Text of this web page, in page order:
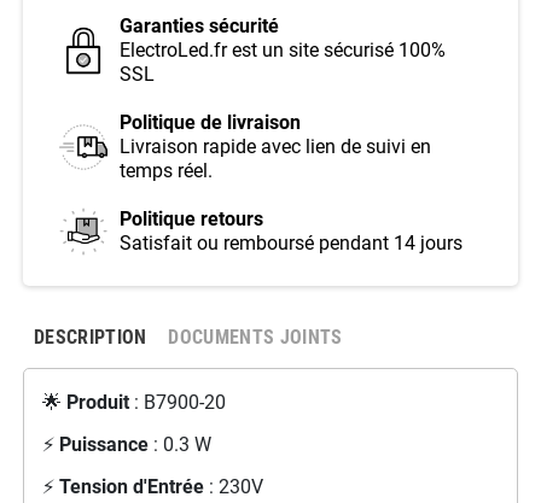
Garanties sécurité
ElectroLed.fr est un site sécurisé 100%
SSL
Politique de livraison
Livraison rapide avec lien de suivi en
temps réel.
Politique retours
Satisfait ou remboursé pendant 14 jours
DESCRIPTION DOCUMENTS JOINTS
🌟 Produit: B7900-20
⚡ Puissance: 0.3 W
⚡ Tension d'Entrée: 230V